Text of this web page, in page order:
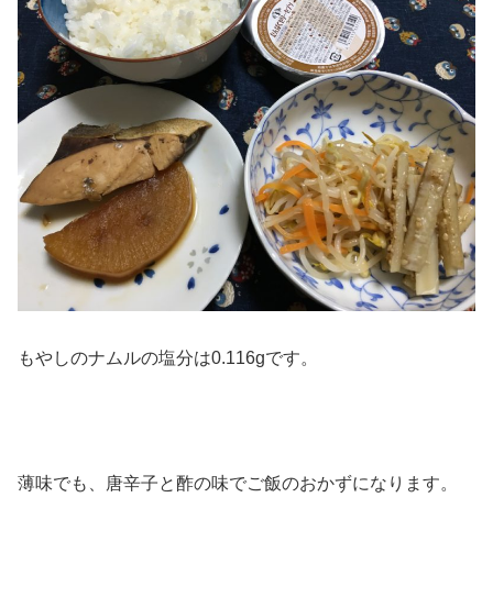
もやしのナムルの塩分は0.116gです。
薄味でも、唐辛子と酢の味でご飯のおかずになります。